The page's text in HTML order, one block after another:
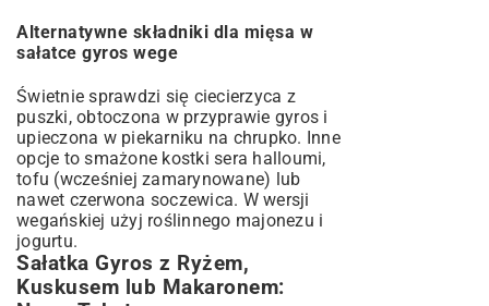
Alternatywne składniki dla mięsa w
sałatce gyros wege
Świetnie sprawdzi się ciecierzyca z
puszki, obtoczona w przyprawie gyros i
upieczona w piekarniku na chrupko. Inne
opcje to smażone kostki sera halloumi,
tofu (wcześniej zamarynowane) lub
nawet czerwona soczewica. W wersji
wegańskiej użyj roślinnego majonezu i
jogurtu.
Sałatka Gyros z Ryżem,
Kuskusem lub Makaronem: